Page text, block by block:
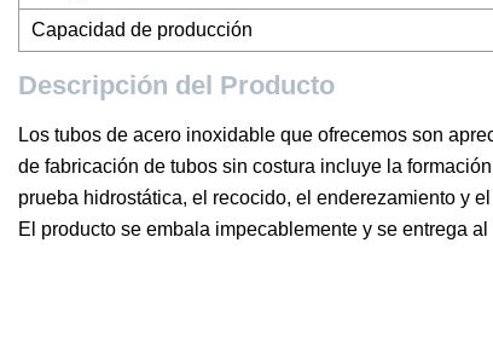
Capacidad de producción
Descripción del Producto
Los tubos de acero inoxidable que ofrecemos son
de fabricación de tubos sin costura incluye la
prueba hidrostática, el recocido, el enderezamiento y
El producto se embala impecablemente y se entrega al